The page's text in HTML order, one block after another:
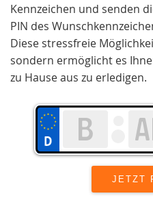
Kennzeichen und senden
PIN des
Diese stressfreie
sondern ermöglicht es
zu Hause aus zu erledigen.